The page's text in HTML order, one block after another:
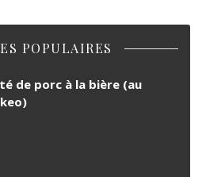
POPULAIRES
de porc à la bière (au